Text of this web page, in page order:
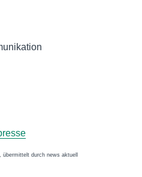
durch news aktuell